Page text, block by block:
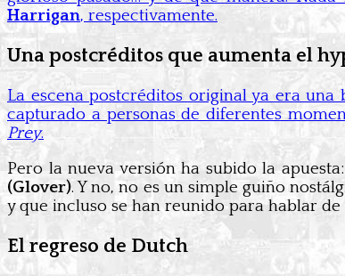
Harrigan, respectivamente.
Una postcréditos que aumenta el
La escena postcréditos original ya era una
capturado a personas de diferentes
Prey.
Pero la nueva versión ha subido la
(Glover). Y no, no es un simple guiño
y que incluso se han reunido para hablar
El regreso de Dutch